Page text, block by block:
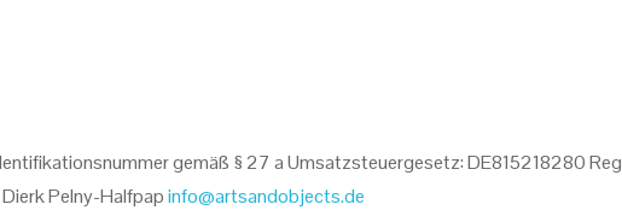
gemäß § 27 a Umsatzsteuergesetz: DE815218280
Pelny-Halfpapinfo@artsandobjects.de